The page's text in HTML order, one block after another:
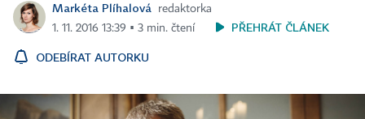
Markéta Plíhalová
redaktorka
1. 11. 2016 13:39 ▪ 3 min. čtení
PŘEHRÁT ČLÁNEK
ODEBÍRAT AUTORKU